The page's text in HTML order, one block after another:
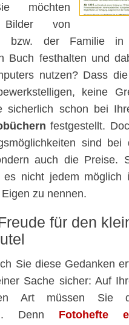
möchten
Bilder von
bzw. der Familie in
Buch festhalten und
nutzen? Dass
keine
sicherlich schon bei
festgestellt.
sind bei
auch die Preise.
es nicht jedem möglich
zu nennen.
für den
Sie diese Gedanken
Sache sicher: Auf
Art müssen Sie
Denn Fotohefte